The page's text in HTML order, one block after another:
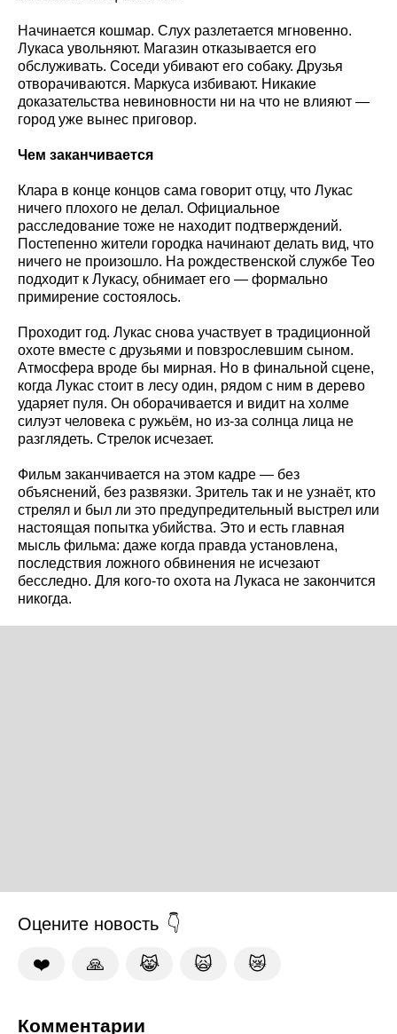
Начинается кошмар. Слух разлетается мгновенно.
Лукаса увольняют. Магазин отказывается его
обслуживать. Соседи убивают его собаку. Друзья
отворачиваются. Маркуса избивают. Никакие
доказательства невиновности ни на что не влияют —
город уже вынес приговор.
Чем заканчивается
Клара в конце концов сама говорит отцу, что Лукас
ничего плохого не делал. Официальное
расследование тоже не находит подтверждений.
Постепенно жители городка начинают делать вид, что
ничего не произошло. На рождественской службе Тео
подходит к Лукасу, обнимает его — формально
примирение состоялось.
Проходит год. Лукас снова участвует в традиционной
охоте вместе с друзьями и повзрослевшим сыном.
Атмосфера вроде бы мирная. Но в финальной сцене,
когда Лукас стоит в лесу один, рядом с ним в дерево
ударяет пуля. Он оборачивается и видит на холме
силуэт человека с ружьём, но из-за солнца лица не
разглядеть. Стрелок исчезает.
Фильм заканчивается на этом кадре — без
объяснений, без развязки. Зритель так и не узнаёт, кто
стрелял и был ли это предупредительный выстрел или
настоящая попытка убийства. Это и есть главная
мысль фильма: даже когда правда установлена,
последствия ложного обвинения не исчезают
бесследно. Для кого-то охота на Лукаса не закончится
никогда.
Оцените новость
❤️ 🙏 😹 🙀 😿
Комментарии